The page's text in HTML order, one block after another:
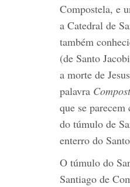
Compostela, e
a Catedral de
também
(de Santo
a morte de
palavra
que se
do túmulo de
enterro do
O túmulo do
Santiago de